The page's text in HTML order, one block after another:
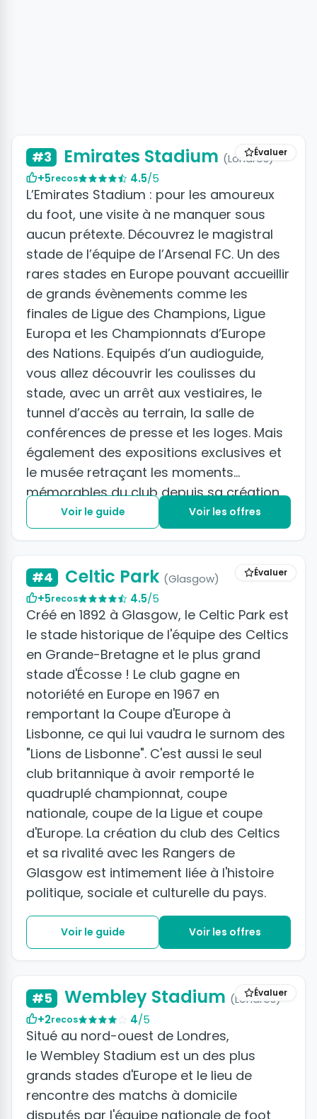
Évaluer
#3 Emirates Stadium (Londres)
+5recos 4.5/5
L’Emirates Stadium : pour les amoureux
du foot, une visite à ne manquer sous
aucun prétexte. Découvrez le magistral
stade de l’équipe de l’Arsenal FC. Un des
rares stades en Europe pouvant accueillir
de grands évènements comme les
finales de Ligue des Champions, Ligue
Europa et les Championnats d’Europe
des Nations. Equipés d’un audioguide,
vous allez découvrir les coulisses du
stade, avec un arrêt aux vestiaires, le
tunnel d’accès au terrain, la salle de
conférences de presse et les loges. Mais
également des expositions exclusives et
le musée retraçant les moments
mémorables du club depuis sa création
en 1886 jusqu’à aujourd’hui.
Voir le guide Voir les offres
Évaluer
#4 Celtic Park (Glasgow)
+5recos 4.5/5
Créé en 1892 à Glasgow, le Celtic Park est
le stade historique de l'équipe des Celtics
en Grande-Bretagne et le plus grand
stade d'Écosse ! Le club gagne en
notoriété en Europe en 1967 en
remportant la Coupe d'Europe à
Lisbonne, ce qui lui vaudra le surnom des
"Lions de Lisbonne". C'est aussi le seul
club britannique à avoir remporté le
quadruplé championnat, coupe
nationale, coupe de la Ligue et coupe
d'Europe. La création du club des Celtics
et sa rivalité avec les Rangers de
Glasgow est intimement liée à l'histoire
politique, sociale et culturelle du pays.
Voir le guide Voir les offres
Évaluer
#5 Wembley Stadium (Londres)
+2recos 4/5
Situé au nord-ouest de Londres,
le Wembley Stadium est un des plus
grands stades d'Europe et le lieu de
rencontre des matchs à domicile
disputés par l'équipe nationale de foot